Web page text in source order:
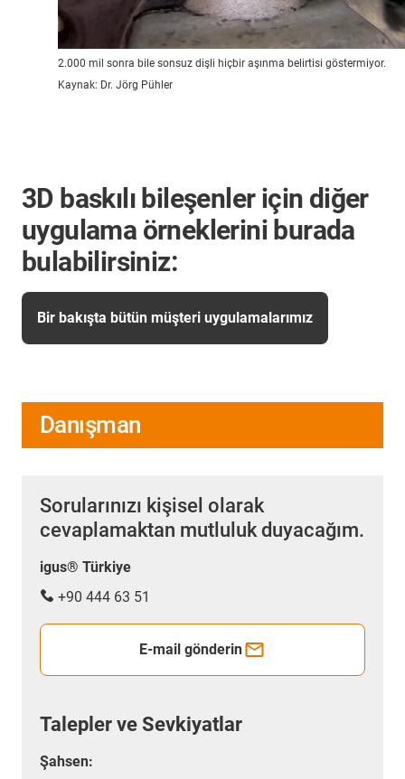
2.000 mil sonra bile sonsuz dişli hiçbir aşınma belirtisi göstermiyor.
Kaynak: Dr. Jörg Pühler
3D baskılı bileşenler için diğer
uygulama örneklerini burada
bulabilirsiniz:
Bir bakışta bütün müşteri uygulamalarımız
Danışman
Sorularınızı kişisel olarak
cevaplamaktan mutluluk duyacağım.
igus® Türkiye
+90 444 63 51
E-mail gönderin
Talepler ve Sevkiyatlar
Şahsen: